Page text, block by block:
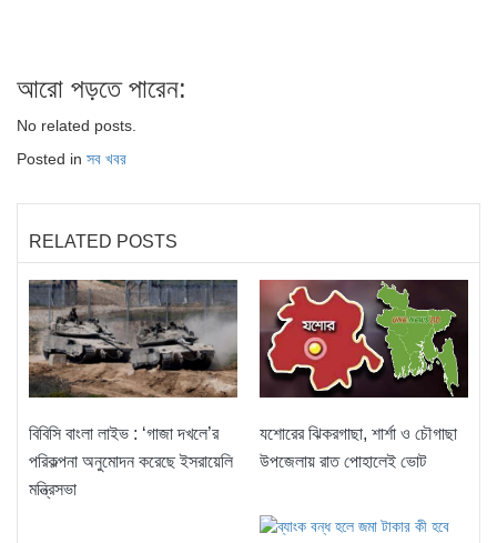
আরো পড়তে পারেন:
No related posts.
Posted in সব খবর
RELATED POSTS
বিবিসি বাংলা লাইভ : ‘গাজা দখলে’র
পরিকল্পনা অনুমোদন করেছে ইসরায়েলি
মন্ত্রিসভা
যশোরের ঝিকরগাছা, শার্শা ও চৌগাছা
উপজেলায় রাত পোহালেই ভোট